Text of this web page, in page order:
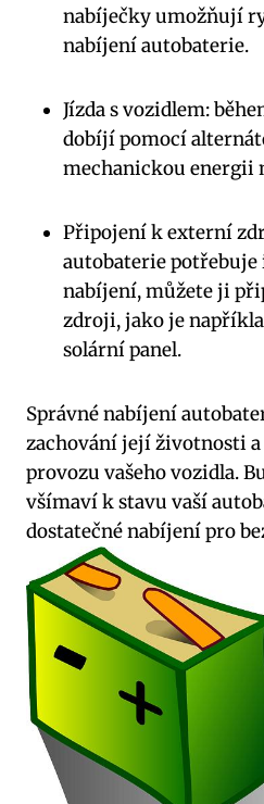
nabíječky ​umožňují
nabíjení ‍autobaterie.
Jízda s vozidlem:
dobíjí ​pomocí
mechanickou energii
Připojení k externí⁣
autobaterie
nabíjení, můžete ji
zdroji, jako je
solární panel.⁢
Správné nabíjení
zachování její životnosti
provozu ​vašeho‌ vozidla.
všímaví k stavu vaší
dostatečné nabíjení ⁤pro